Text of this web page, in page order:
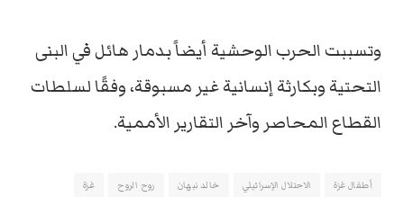
وتسببت الحرب الوحشية أيضاً بدمار هائل في البنى
التحتية وبكارثة إنسانية غير مسبوقة، وفقًا لسلطات
القطاع المحاصر وآخر التقارير الأممية.
أطفال غزة الاحتلال الإسرائيلي خالد نبهان روح الروح غزة